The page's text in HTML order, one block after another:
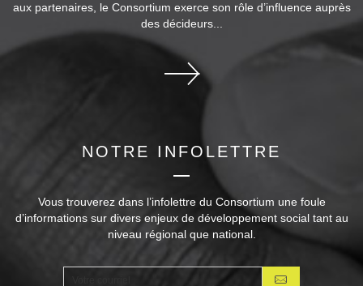
aux partenaires, le Consortium exerce son rôle d’influence auprès
des décideurs...
NOTRE INFOLETTRE
Vous trouverez dans l’infolettre du Consortium une foule
d’informations sur divers enjeux de développement social tant au
niveau régional que national.